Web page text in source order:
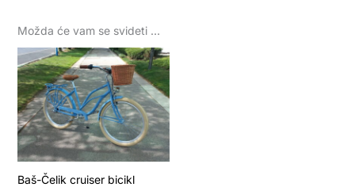
Možda će vam se svideti …
Baš-Čelik cruiser bicikl